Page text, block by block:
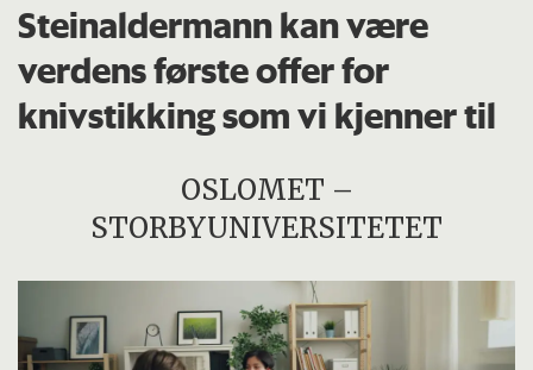
Steinaldermann kan være
verdens første offer for
knivstikking som vi kjenner til
OSLOMET –
STORBYUNIVERSITETET